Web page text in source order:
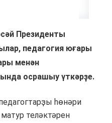
Президенты
педагогия юғары
менән
осрашыу үткәрҙе.
һөнәри
теләктәрен